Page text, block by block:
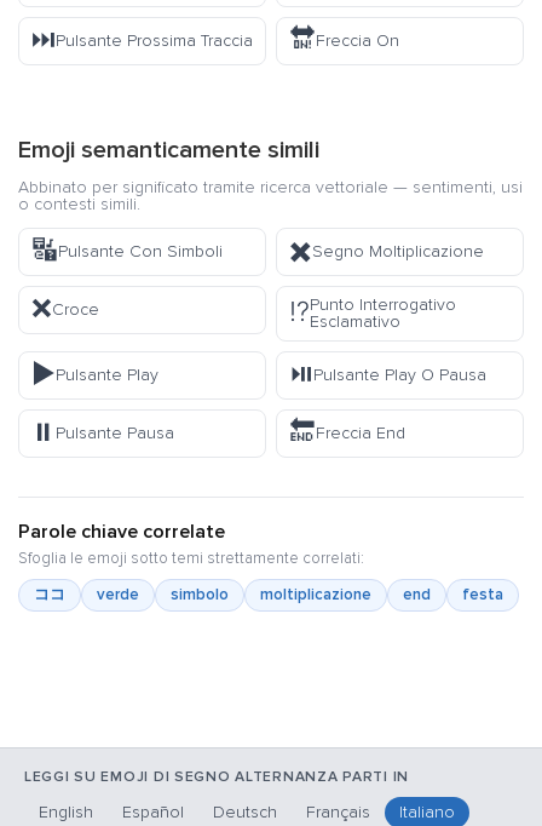
⏭️Pulsante Prossima Traccia 🔛Freccia On
Emoji semanticamente simili
Abbinato per significato tramite ricerca vettoriale — sentimenti, usi
o contesti simili.
🔣Pulsante Con Simboli ✖️Segno Moltiplicazione
❌Croce ⁉️Punto Interrogativo
Esclamativo
▶️Pulsante Play ⏯️Pulsante Play O Pausa
⏸️ Pulsante Pausa 🔚Freccia End
Parole chiave correlate
Sfoglia le emoji sotto temi strettamente correlati:
ココ
verde simbolo moltiplicazione end festa
LEGGI SU EMOJI DI SEGNO ALTERNANZA PARTI IN
English Español Deutsch Français
Italiano